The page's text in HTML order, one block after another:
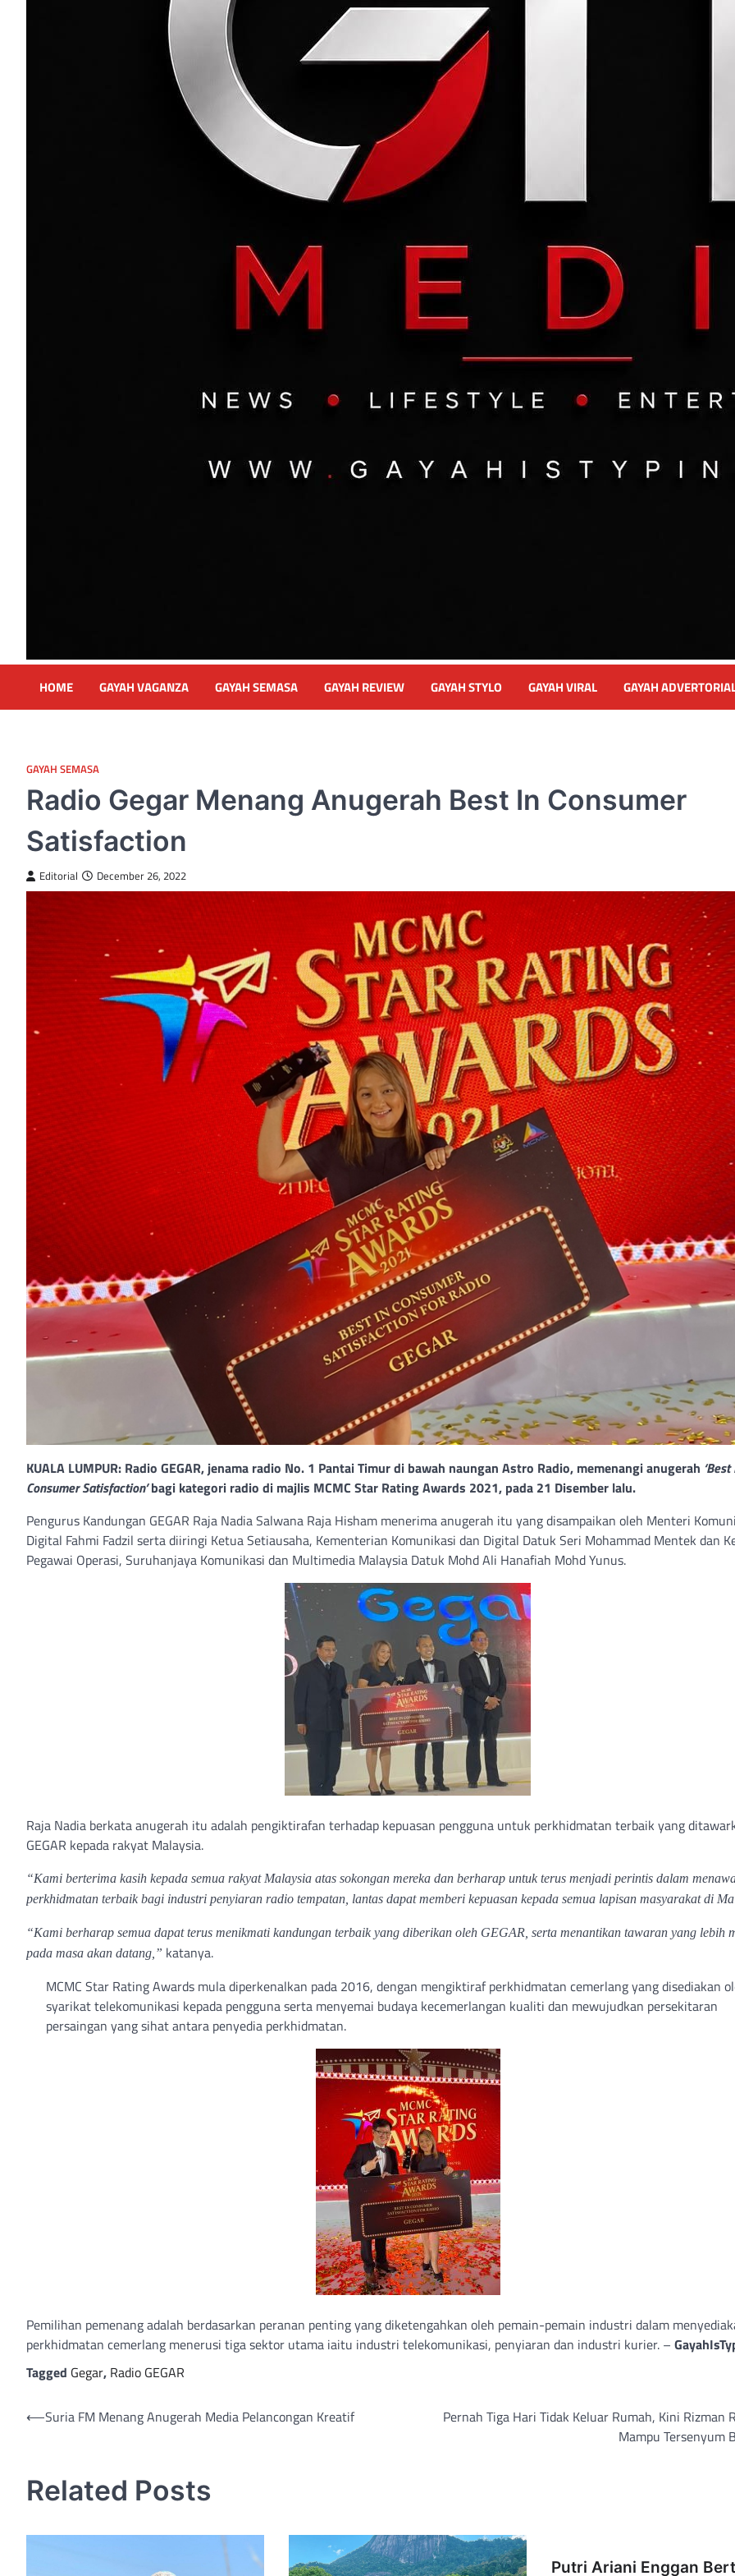
HOME GAYAH VAGANZA GAYAH SEMASA GAYAH REVIEW GAYAH STYLO GAYAH VIRAL GAYAH
GAYAH SEMASA
Radio Gegar Menang Anugerah Best In Consumer
Satisfaction
Editorial December 26, 2022
KUALA LUMPUR: Radio GEGAR, jenama radio No. 1 Pantai Timur di bawah naungan Astro Radio, memenangi anugerah
Consumer Satisfaction’bagi kategori radio di majlis MCMC Star Rating Awards 2021, pada 21 Disember lalu.
Pengurus Kandungan GEGAR Raja Nadia Salwana Raja Hisham menerima anugerah itu yang disampaikan oleh Menteri
Digital Fahmi Fadzil serta diiringi Ketua Setiausaha, Kementerian Komunikasi dan Digital Datuk Seri Mohammad Mentek dan
Pegawai Operasi, Suruhanjaya Komunikasi dan Multimedia Malaysia Datuk Mohd Ali Hanafiah Mohd Yunus.
Raja Nadia berkata anugerah itu adalah pengiktirafan terhadap kepuasan pengguna untuk perkhidmatan terbaik yang
GEGAR kepada rakyat Malaysia.
“Kami berterima kasih kepada semua rakyat Malaysia atas sokongan mereka dan berharap untuk terus menjadi perintis dalam
perkhidmatan terbaik bagi industri penyiaran radio tempatan, lantas dapat memberi kepuasan kepada semua lapisan masyarakat di
“Kami berharap semua dapat terus menikmati kandungan terbaik yang diberikan oleh GEGAR, serta menantikan tawaran yang lebih
pada masa akan datang,” katanya.
MCMC Star Rating Awards mula diperkenalkan pada 2016, dengan mengiktiraf perkhidmatan cemerlang yang disediakan
syarikat telekomunikasi kepada pengguna serta menyemai budaya kecemerlangan kualiti dan mewujudkan persekitaran
persaingan yang sihat antara penyedia perkhidmatan.
Pemilihan pemenang adalah berdasarkan peranan penting yang diketengahkan oleh pemain-pemain industri dalam
perkhidmatan cemerlang menerusi tiga sektor utama iaitu industri telekomunikasi, penyiaran dan industri kurier. –
Tagged Gegar, Radio GEGAR
Post
⟵Suria FM Menang Anugerah Media Pelancongan Kreatif
Pernah Tiga Hari Tidak Keluar Rumah, Kini Rizman
Mampu Tersenyum
Related Posts
Putri Ariani Enggan